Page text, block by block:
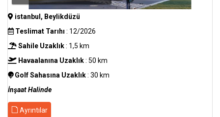
istanbul, Beylikdüzü
Teslimat Tarıhı : 12/2026
Sahile Uzaklık: 1,5 km
Havaalanına Uzaklık: 50 km
Golf Sahasına Uzaklık: 30 km
İnşaat Halinde
Ayrıntılar